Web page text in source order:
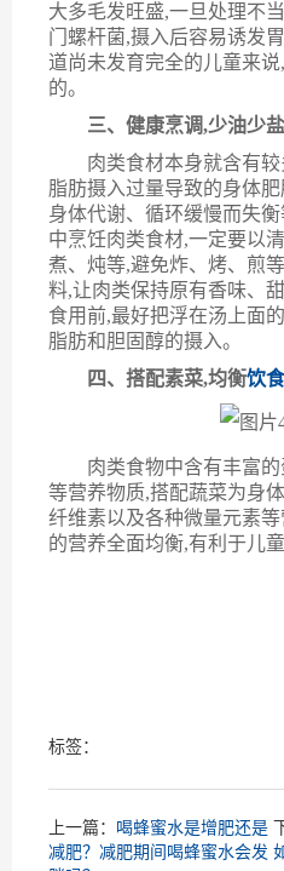
大多毛发旺盛,一旦处理不
门螺杆菌,摄入后容易诱发
道尚未发育完全的儿童来
的。
三、健康烹调,少油少盐
肉类食材本身就含有较
脂肪摄入过量导致的身体
身体代谢、循环缓慢而失
中烹饪肉类食材,一定要以
煮、炖等,避免炸、烤、煎
料,让肉类保持原有香味、
食用前,最好把浮在汤上面
脂肪和胆固醇的摄入。
四、 搭配素菜,均衡饮食
肉类食物中含有丰富
等营养物质,搭配蔬菜为身
纤维素以及各种微量元素
的营养全面均衡,有利于儿
标签：
上一篇： 喝蜂蜜水是增肥还是
减肥？减肥期间喝蜂蜜水会发